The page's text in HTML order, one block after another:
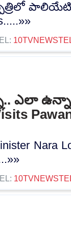
ఎలా
Nara